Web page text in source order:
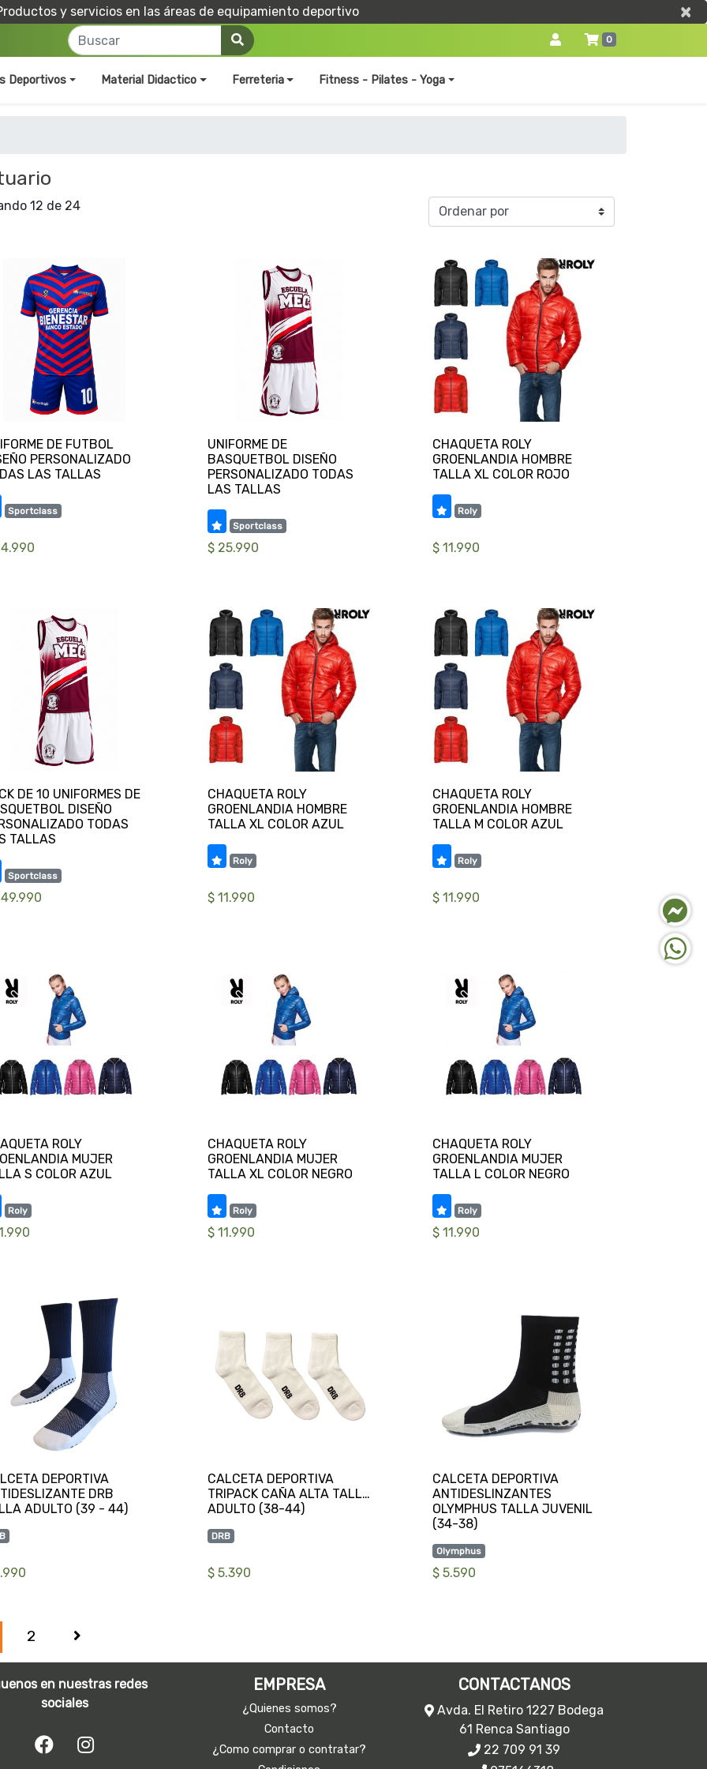
y servicios en las áreas de equipamiento deportivo ×
×
0
Deportivos Material Didactico Ferreteria Fitness - Pilates - Yoga
12 de 24
DE FUTBOL
PERSONALIZADO
Sportclass
UNIFORME DE
BASQUETBOL DISEÑO
PERSONALIZADO TODAS
Sportclass
$ 25.990
CHAQUETA ROLY
GROENLANDIA HOMBRE
Roly
$ 11.990
DE 10 UNIFORMES DE
DISEÑO
TODAS
Sportclass
CHAQUETA ROLY
GROENLANDIA HOMBRE
TALLA XL COLOR AZUL
Roly
$ 11.990
CHAQUETA ROLY
GROENLANDIA HOMBRE
TALLA M COLOR AZUL
Roly
$ 11.990
ROLY
MUJER
Roly
CHAQUETA ROLY
GROENLANDIA MUJER
Roly
$ 11.990
CHAQUETA ROLY
GROENLANDIA MUJER
Roly
$ 11.990
DEPORTIVA
DRB
CALCETA DEPORTIVA
TRIPACK CAÑA ALTA TALLA
ADULTO (38-44)
DRB
$ 5.390
CALCETA DEPORTIVA
ANTIDESLINZANTES
OLYMPHUS TALLA JUVENIL
(34-38)
Olymphus
$ 5.590
2
en nuestras redes
sociales
EMPRESA
¿Quienes somos?
Contacto
¿Como comprar o contratar?
CONTACTANOS
Avda. El Retiro 1227 Bodega
61 Renca Santiago
22 709 91 39